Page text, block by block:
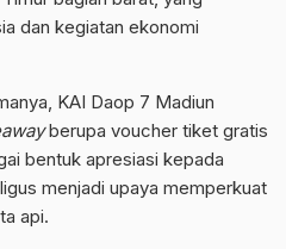
dan kegiatan ekonomi
KAI Daop 7 Madiun
berupa voucher tiket gratis
bentuk apresiasi kepada
menjadi upaya memperkuat
api.